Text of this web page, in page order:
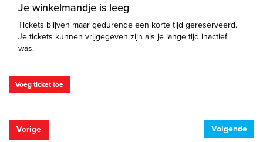
Je winkelmandje is leeg
Tickets blijven maar gedurende een korte tijd gereserveerd.
Je tickets kunnen vrijgegeven zijn als je lange tijd inactief
was.
Voeg ticket toe
Vorige Volgende